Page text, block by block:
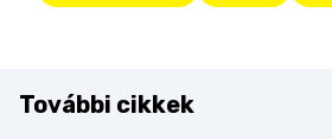
További cikkek